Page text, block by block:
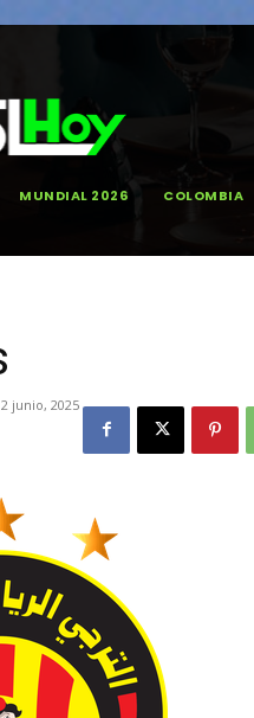
MUNDIAL 2026 COLOMBIA
2 junio, 2025